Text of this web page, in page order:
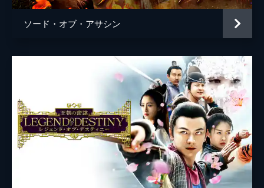
ソード・オブ・アサシン